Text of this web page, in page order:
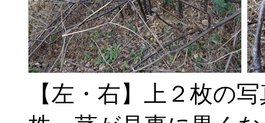
【左・右】上２枚の